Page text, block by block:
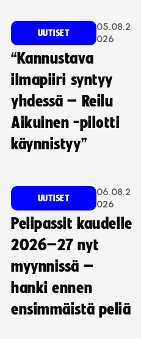
UUTISET
05.08.2
026
“Kannustava
ilmapiiri syntyy
yhdessä – Reilu
Aikuinen -pilotti
käynnistyy”
UUTISET
06.08.2
026
Pelipassit kaudelle
2026–27 nyt
myynnissä –
hanki ennen
ensimmäistä peliä